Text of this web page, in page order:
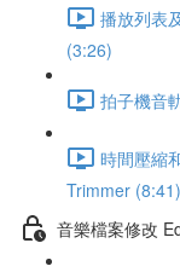
播放列表
(3:26)
拍子機音
時間壓縮
Trimmer (8:41)
音樂檔案修改